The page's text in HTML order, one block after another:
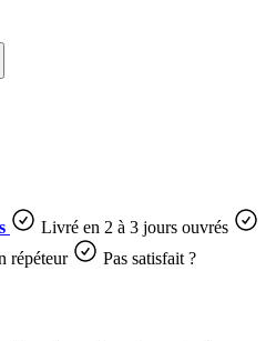
Livré en 2 à 3 jours ouvrés
répéteur
Pas satisfait ?